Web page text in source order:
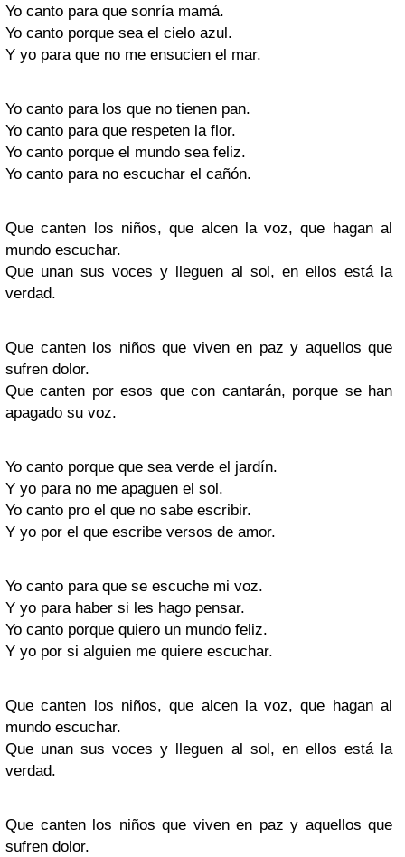
Yo canto para que sonría mamá.
Yo canto porque sea el cielo azul.
Y yo para que no me ensucien el mar.
Yo canto para los que no tienen pan.
Yo canto para que respeten la flor.
Yo canto porque el mundo sea feliz.
Yo canto para no escuchar el cañón.
Que canten los niños, que alcen la voz, que hagan al
mundo escuchar.
Que unan sus voces y lleguen al sol, en ellos está la
verdad.
Que canten los niños que viven en paz y aquellos que
sufren dolor.
Que canten por esos que con cantarán, porque se han
apagado su voz.
Yo canto porque que sea verde el jardín.
Y yo para no me apaguen el sol.
Yo canto pro el que no sabe escribir.
Y yo por el que escribe versos de amor.
Yo canto para que se escuche mi voz.
Y yo para haber si les hago pensar.
Yo canto porque quiero un mundo feliz.
Y yo por si alguien me quiere escuchar.
Que canten los niños, que alcen la voz, que hagan al
mundo escuchar.
Que unan sus voces y lleguen al sol, en ellos está la
verdad.
Que canten los niños que viven en paz y aquellos que
sufren dolor.